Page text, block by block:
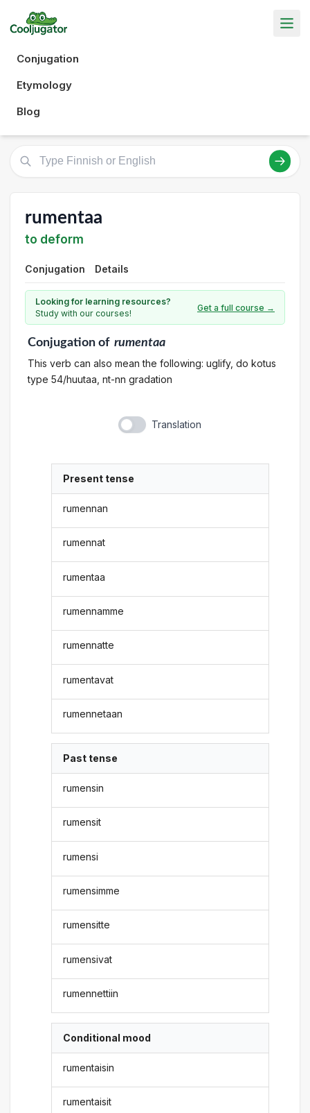
Conjugation
Etymology
Blog
rumentaa
to deform
Conjugation Details
Looking for learning resources?
Study with our courses!
Get a full course →
Conjugationof rumentaa
This verb can also mean the following: uglify, do kotus
type 54/huutaa, nt-nn gradation
Translation
Present tense
rumennan
rumennat
rumentaa
rumennamme
rumennatte
rumentavat
rumennetaan
Past tense
rumensin
rumensit
rumensi
rumensimme
rumensitte
rumensivat
rumennettiin
Conditional mood
rumentaisin
rumentaisit